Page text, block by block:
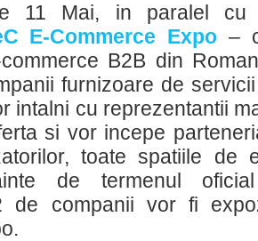
11 Mai, in paralel cu
E-Commerce Expo –
B2B din
furnizoare de
intalni cu reprezentantii
si vor incepe
toate spatiile de
de termenul
de companii vor fi